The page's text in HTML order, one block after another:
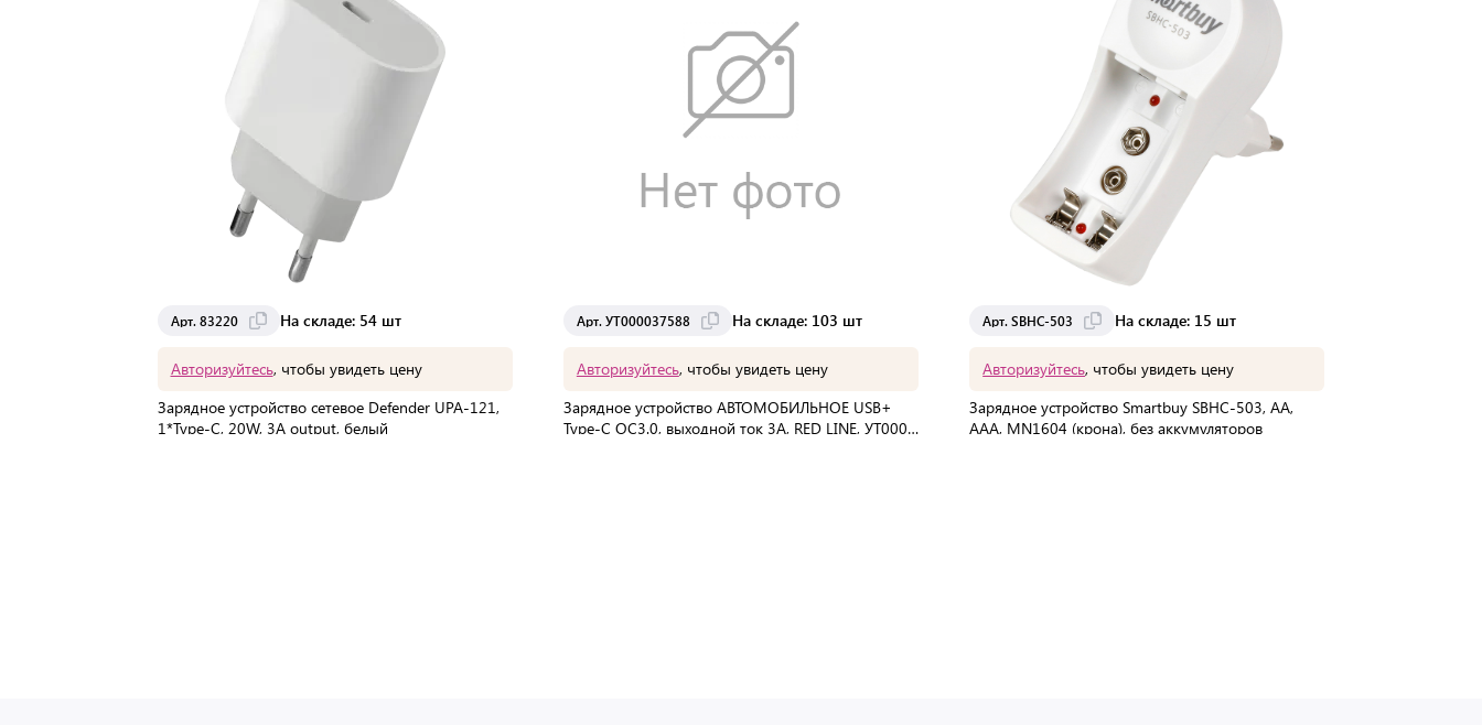
Арт. 83220 На складе: 54 шт
Авторизуйтесь, чтобы увидеть цену
Зарядное устройство сетевое Defender UPA-121,
1*Type-C, 20W, 3А output, белый
Арт. УТ000037588 На складе: 103 шт
Авторизуйтесь, чтобы увидеть цену
Зарядное устройство АВТОМОБИЛЬНОЕ USB+
Type-C QC3.0, выходной ток 3А, RED LINE, УТ000,
Арт. SBHC-503 На складе: 15 шт
Авторизуйтесь, чтобы увидеть цену
Зарядное устройство Smartbuy SBHC-503, AA,
AAA, MN1604 (крона), без аккумуляторов